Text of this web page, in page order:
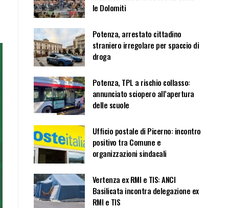
le Dolomiti
Potenza, arrestato cittadino
straniero irregolare per spaccio di
droga
Potenza, TPL a rischio collasso:
annunciato sciopero all’apertura
delle scuole
Ufficio postale di Picerno: incontro
positivo tra Comune e
organizzazioni sindacali
Vertenza ex RMI e TIS: ANCI
Basilicata incontra delegazione ex
RMI e TIS